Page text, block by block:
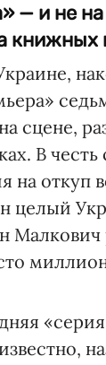
— и не
книжных
сцене,
В честь
на откуп
целый
Малкович